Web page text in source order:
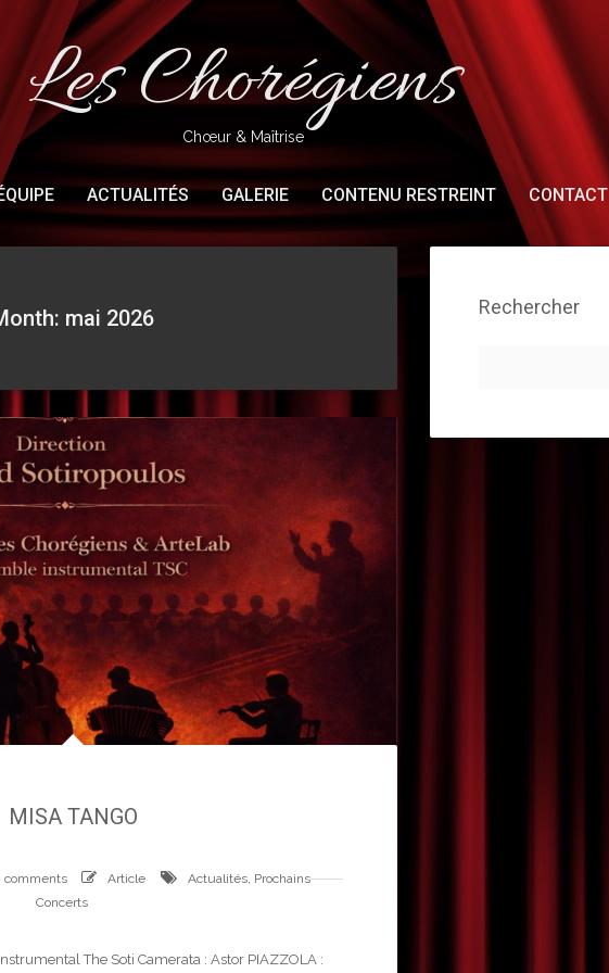
Les Chorégiens
Chœur & Maîtrise
ACTUALITÉS GALERIE CONTENU RESTREINT CONTACT
mai 2026
MISA TANGO
comments Article Actualités Prochains
Concerts
The Soti Camerata : Astor PIAZZOLA :
Rechercher